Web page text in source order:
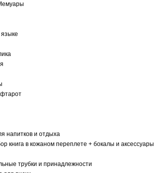
напитков и отдыха
книга в кожаном переплете + бокалы и аксессуары
трубки и принадлежности